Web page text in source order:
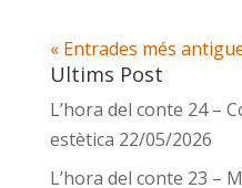
« Entrades més
Ultims Post
L’hora del conte 24 –
estètica 22/05/2026
L’hora del conte 23 –